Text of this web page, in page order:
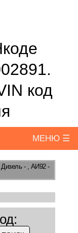
код
МЕНЮ ☰
- , АИ92 -